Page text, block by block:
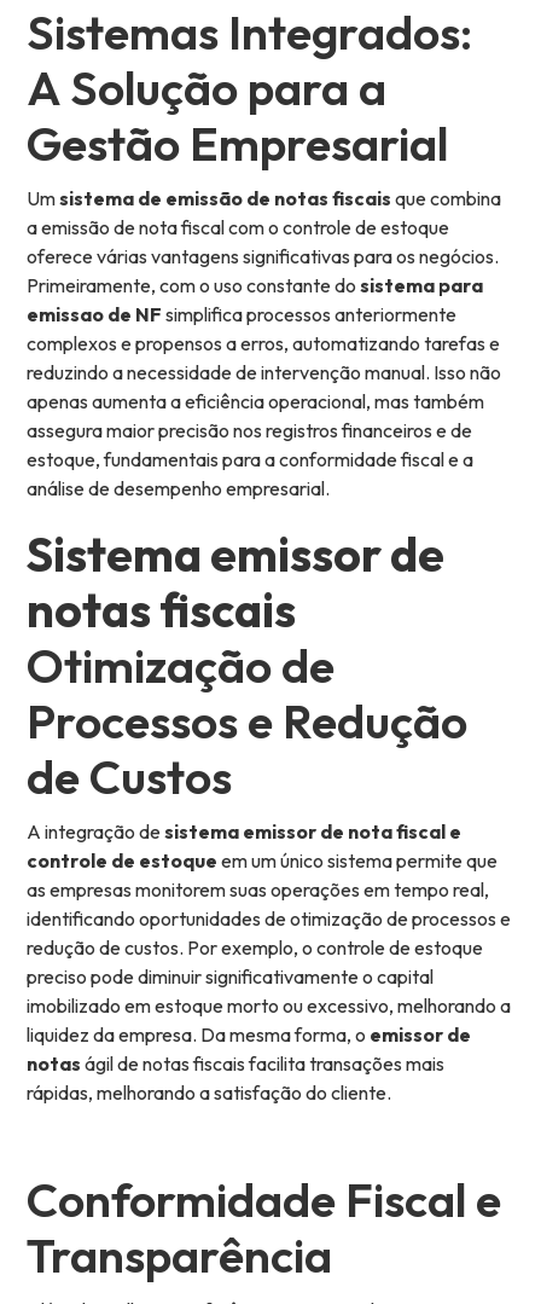
Sistemas Integrados:
A Solução para a
Gestão Empresarial
Umsistema de emissão de notas fiscais que combina
a emissão de nota fiscal com o controle de estoque
oferece várias vantagens significativas para os negócios.
Primeiramente, com o uso constante dosistema para
emissao de NF simplifica processos anteriormente
complexos e propensos a erros, automatizando tarefas e
reduzindo a necessidade de intervenção manual. Isso não
apenas aumenta a eficiência operacional, mas também
assegura maior precisão nos registros financeiros e de
estoque, fundamentais para a conformidade fiscal e a
análise de desempenho empresarial.
Sistema emissor de
notas fiscais
Otimização de
Processos e Redução
de Custos
A integração desistema emissor de nota fiscal e
controle de estoque em um único sistema permite que
as empresas monitorem suas operações em tempo real,
identificando oportunidades de otimização de processos e
redução de custos. Por exemplo, o controle de estoque
preciso pode diminuir significativamente o capital
imobilizado em estoque morto ou excessivo, melhorando a
liquidez da empresa. Da mesma forma, o emissor de
notas ágil de notas fiscais facilita transações mais
rápidas, melhorando a satisfação do cliente.
Conformidade Fiscal e
Transparência